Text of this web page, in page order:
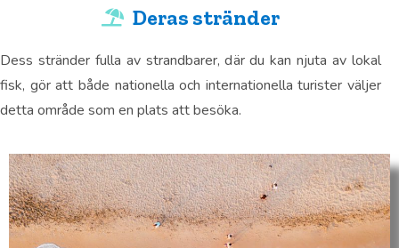
Deras stränder
Dess stränder fulla av strandbarer, där du kan njuta av lokal
fisk, gör att både nationella och internationella turister väljer
detta område som en plats att besöka.